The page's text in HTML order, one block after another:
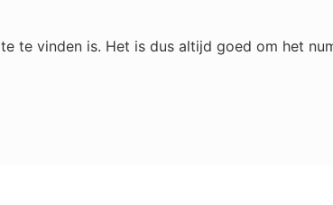
te vinden is. Het is dus altijd goed om het